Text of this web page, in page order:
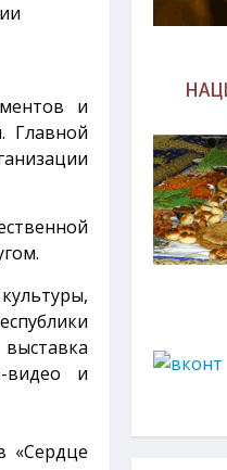
и
Главной
видео и
«Сердце